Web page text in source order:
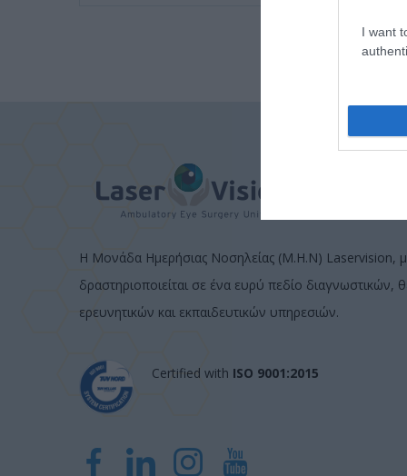
I want
Η Μονάδα Ημερήσιας Νοσηλείας (Μ.Η.Ν) Laservision,
δραστηριοποιείται σε ένα ευρύ πεδίο διαγνωστικών,
ερευνητικών και εκπαιδευτικών υπηρεσιών.
Certified with ISO 9001:2015